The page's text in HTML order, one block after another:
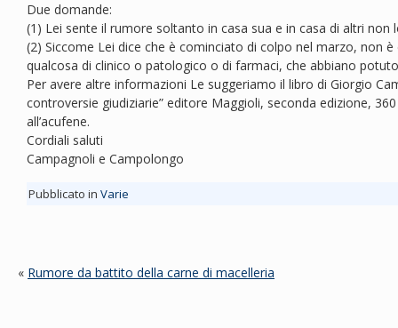
Due domande:
(1) Lei sente il rumore soltanto in casa sua e in casa di altri non
(2) Siccome Lei dice che è cominciato di colpo nel marzo, non
qualcosa di clinico o patologico o di farmaci, che abbiano potuto
Per avere altre informazioni Le suggeriamo il libro di Giorgio
controversie giudiziarie” editore Maggioli, seconda edizione,
all’acufene.
Cordiali saluti
Campagnoli e Campolongo
Pubblicato in Varie
« Rumore da battito della carne di macelleria